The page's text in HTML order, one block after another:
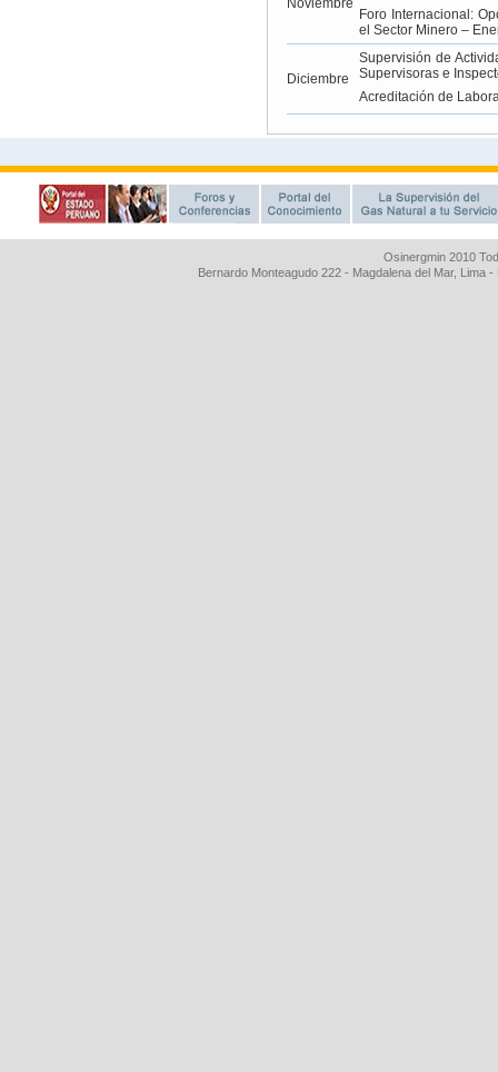
Osinergmin 2010
Bernardo Monteagudo 222 - Magdalena del Mar, Lima